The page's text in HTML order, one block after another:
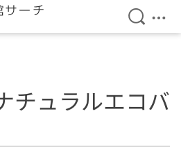
検索を
メ
チュラルエコバ